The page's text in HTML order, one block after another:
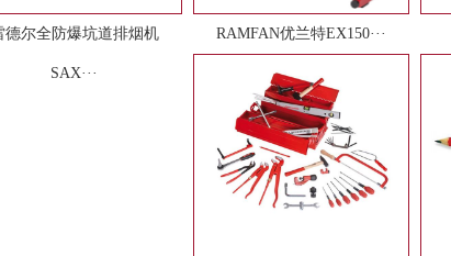
德尔全防爆坑道排烟机
SAX···
RAMFAN优兰特EX150···